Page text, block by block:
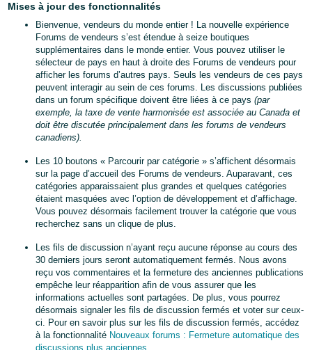
Mises à jour des fonctionnalités
Bienvenue, vendeurs du monde entier ! La nouvelle expérience
Forums de vendeurs s’est étendue à seize boutiques
supplémentaires dans le monde entier. Vous pouvez utiliser le
sélecteur de pays en haut à droite des Forums de vendeurs pour
afficher les forums d’autres pays. Seuls les vendeurs de ces pays
peuvent interagir au sein de ces forums. Les discussions publiées
dans un forum spécifique doivent être liées à ce pays(par
exemple, la taxe de vente harmonisée est associée au Canada et
doit être discutée principalement dans les forums de vendeurs
canadiens).
Les 10 boutons « Parcourir par catégorie » s’affichent désormais
sur la page d’accueil des Forums de vendeurs. Auparavant, ces
catégories apparaissaient plus grandes et quelques catégories
étaient masquées avec l’option de développement et d’affichage.
Vous pouvez désormais facilement trouver la catégorie que vous
recherchez sans un clique de plus.
Les fils de discussion n’ayant reçu aucune réponse au cours des
30 derniers jours seront automatiquement fermés. Nous avons
reçu vos commentaires et la fermeture des anciennes publications
empêche leur réapparition afin de vous assurer que les
informations actuelles sont partagées. De plus, vous pourrez
désormais signaler les fils de discussion fermés et voter sur ceux-
ci. Pour en savoir plus sur les fils de discussion fermés, accédez
à la fonctionnalité Nouveaux forums : Fermeture automatique des
discussions plus anciennes.